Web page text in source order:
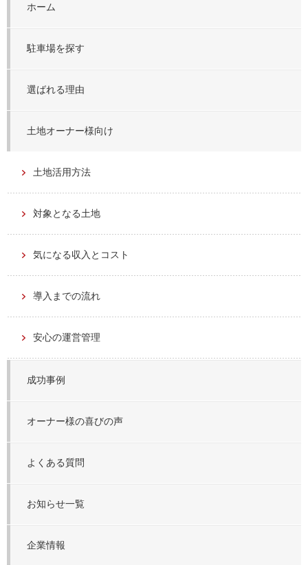
ホーム
駐車場を探す
選ばれる理由
土地オーナー様向け
土地活用方法
対象となる土地
気になる収入とコスト
導入までの流れ
安心の運営管理
成功事例
オーナー様の喜びの声
よくある質問
お知らせ一覧
企業情報